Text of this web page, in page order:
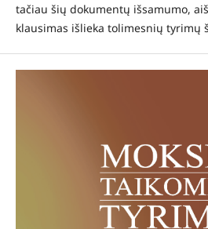
tačiau šių dokumentų išsamumo,
klausimas išlieka tolimesnių tyrimų